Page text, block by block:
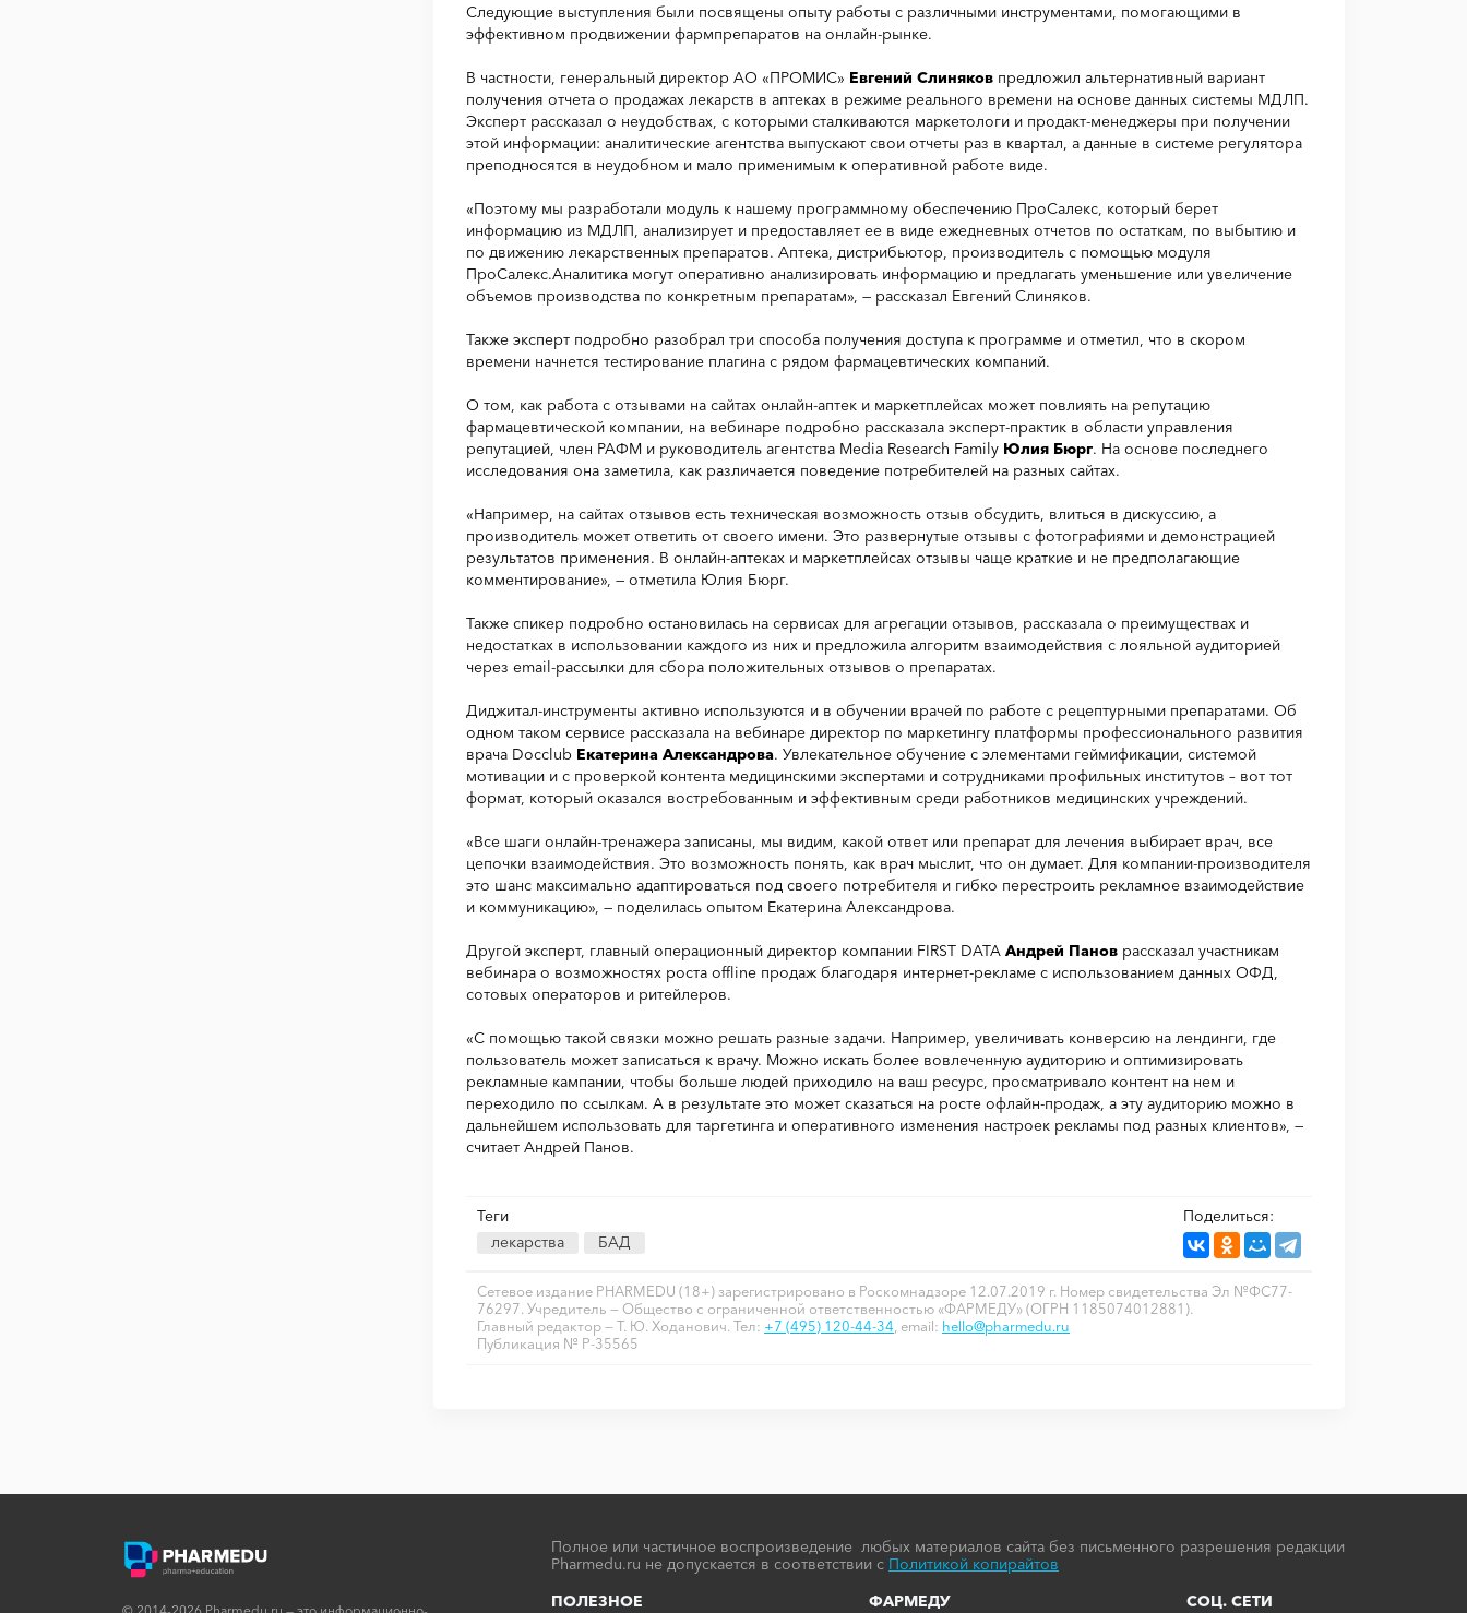
Следующие выступления были посвящены опыту работы с различными инструментами, помогающими в
эффективном продвижении фармпрепаратов на онлайн-рынке.
В частности, генеральный директор АО «ПРОМИС» Евгений Слиняков предложил альтернативный вариант
получения отчета о продажах лекарств в аптеках в режиме реального времени на основе данных системы МДЛП.
Эксперт рассказал о неудобствах, с которыми сталкиваются маркетологи и продакт-менеджеры при получении
этой информации: аналитические агентства выпускают свои отчеты раз в квартал, а данные в системе регулятора
преподносятся в неудобном и мало применимым к оперативной работе виде.
«Поэтому мы разработали модуль к нашему программному обеспечению ПроСалекс, который берет
информацию из МДЛП, анализирует и предоставляет ее в виде ежедневных отчетов по остаткам, по выбытию и
по движению лекарственных препаратов. Аптека, дистрибьютор, производитель с помощью модуля
ПроСалекс.Аналитика могут оперативно анализировать информацию и предлагать уменьшение или увеличение
объемов производства по конкретным препаратам», — рассказал Евгений Слиняков.
Также эксперт подробно разобрал три способа получения доступа к программе и отметил, что в скором
времени начнется тестирование плагина с рядом фармацевтических компаний.
О том, как работа с отзывами на сайтах онлайн-аптек и маркетплейсах может повлиять на репутацию
фармацевтической компании, на вебинаре подробно рассказала эксперт-практик в области управления
репутацией, член РАФМ и руководитель агентства Media Research Family Юлия Бюрг. На основе последнего
исследования она заметила, как различается поведение потребителей на разных сайтах.
«Например, на сайтах отзывов есть техническая возможность отзыв обсудить, влиться в дискуссию, а
производитель может ответить от своего имени. Это развернутые отзывы с фотографиями и демонстрацией
результатов применения. В онлайн-аптеках и маркетплейсах отзывы чаще краткие и не предполагающие
комментирование», — отметила Юлия Бюрг.
Также спикер подробно остановилась на сервисах для агрегации отзывов, рассказала о преимуществах и
недостатках в использовании каждого из них и предложила алгоритм взаимодействия с лояльной аудиторией
через email-рассылки для сбора положительных отзывов о препаратах.
Диджитал-инструменты активно используются и в обучении врачей по работе с рецептурными препаратами. Об
одном таком сервисе рассказала на вебинаре директор по маркетингу платформы профессионального развития
врача Docclub Екатерина Александрова. Увлекательное обучение с элементами геймификации, системой
мотивации и с проверкой контента медицинскими экспертами и сотрудниками профильных институтов – вот тот
формат, который оказался востребованным и эффективным среди работников медицинских учреждений.
«Все шаги онлайн-тренажера записаны, мы видим, какой ответ или препарат для лечения выбирает врач, все
цепочки взаимодействия. Это возможность понять, как врач мыслит, что он думает. Для компании-производителя
это шанс максимально адаптироваться под своего потребителя и гибко перестроить рекламное взаимодействие
и коммуникацию», — поделилась опытом Екатерина Александрова.
Другой эксперт, главный операционный директор компании FIRST DATA Андрей Панов рассказал участникам
вебинара о возможностях роста offline продаж благодаря интернет-рекламе с использованием данных ОФД,
сотовых операторов и ритейлеров.
«С помощью такой связки можно решать разные задачи. Например, увеличивать конверсию на лендинги, где
пользователь может записаться к врачу. Можно искать более вовлеченную аудиторию и оптимизировать
рекламные кампании, чтобы больше людей приходило на ваш ресурс, просматривало контент на нем и
переходило по ссылкам. А в результате это может сказаться на росте офлайн-продаж, а эту аудиторию можно в
дальнейшем использовать для таргетинга и оперативного изменения настроек рекламы под разных клиентов», —
считает Андрей Панов.
Теги
лекарства
БАД
Поделиться:
Сетевое издание PHARMEDU (18+) зарегистрировано в Роскомнадзоре 12.07.2019 г. Номер свидетельства Эл №ФС77-
76297. Учредитель — Общество с ограниченной ответственностью «ФАРМЕДУ» (ОГРН 1185074012881).
Главный редактор — Т. Ю. Ходанович. Тел: +7 (495) 120-44-34 , email: hello@pharmedu.ru
Публикация № P-35565
Полное или частичное воспроизведение любых материалов сайта без письменного разрешения редакции
Pharmedu.ru не допускается в соответствии с Политикой копирайтов
ПОЛЕЗНОЕ
ФАРМЕДУ СОЦ. СЕТИ